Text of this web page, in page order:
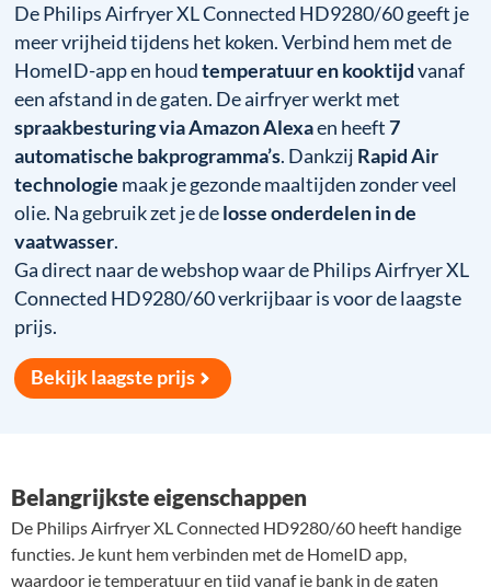
De Philips Airfryer XL Connected HD9280/60 geeft je
meer vrijheid tijdens het koken. Verbind hem met de
HomeID-app en houdtemperatuur en kooktijdvanaf
een afstand in de gaten. De airfryer werkt met
spraakbesturing via Amazon Alexaen heeft7
automatische bakprogramma’s. Dankzij Rapid Air
technologie maak je gezonde maaltijden zonder veel
olie. Na gebruik zet je delosse onderdelen in de
vaatwasser.
Ga direct naar de webshop waar de Philips Airfryer XL
Connected HD9280/60 verkrijbaar is voor de laagste
prijs.
Bekijk laagste prijs
Belangrijkste eigenschappen
De Philips Airfryer XL Connected HD9280/60 heeft handige
functies. Je kunt hem verbinden met de HomeID app,
waardoor je temperatuur en tijd vanaf je bank in de gaten